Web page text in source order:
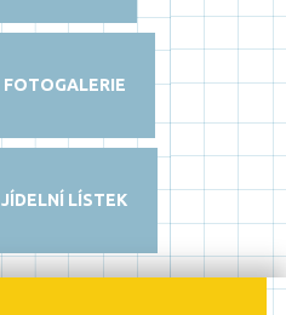
FOTOGALERIE
JÍDELNÍ LÍSTEK